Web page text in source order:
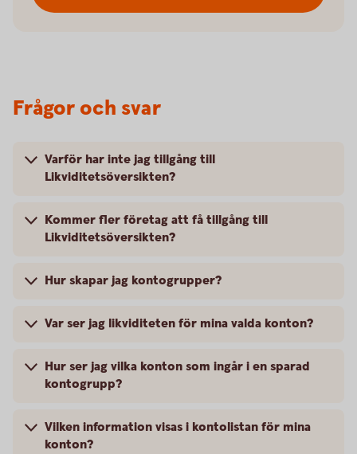
Frågor och svar
Varför har inte jag tillgång till
Likviditetsöversikten?
Kommer fler företag att få tillgång till
Likviditetsöversikten?
Hur skapar jag kontogrupper?
Var ser jag likviditeten för mina valda konton?
Hur ser jag vilka konton som ingår i en sparad
kontogrupp?
Vilken information visas i kontolistan för mina
konton?